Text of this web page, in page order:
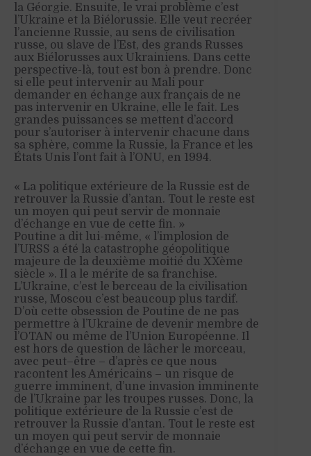
la Géorgie. Ensuite, le vrai problème c’est
l’Ukraine et la Biélorussie. Elle veut recréer
l’ancienne Russie, au sens de civilisation
russe, ou slave de l’Est, des grands Russes
aux Biélorusses aux Ukrainiens. Dans cette
perspective-là, tout est bon à prendre. Donc
si elle peut intervenir au Mali pour
demander en échange aux français de ne
pas intervenir en Ukraine, elle le fait. Les
grandes puissances se mettent d’accord
pour s’autoriser à intervenir chacune dans
sa sphère, comme la Russie, la France et les
États Unis l’ont fait à l’ONU, en 1994.
« La politique extérieure de la Russie est de
retrouver la Russie d’antan. Tout le reste est
un moyen qui peut servir de monnaie
d’échange en vue de cette fin. »
Poutine a dit lui-même, « l’implosion de
l’URSS a été la catastrophe géopolitique
majeure de la deuxième moitié du XXème
siècle ». Il a le mérite de sa franchise.
L’Ukraine, c’est le berceau de la civilisation
russe, Moscou c’est beaucoup plus tardif.
D’où cette obsession de Poutine de ne pas
permettre à l’Ukraine de devenir membre de
l’OTAN ou même de l’Union Européenne. Il
est hors de question de lâcher le morceau,
avec peut–être – d’après ce que nous
racontent lesAméricains – un risque de
guerre imminent, d’une invasion imminente
de l’Ukraine par les troupes russes. Donc, la
politique extérieure de la Russie c’est de
retrouver la Russie d’antan. Tout le reste est
un moyen qui peut servir de monnaie
d’échange en vue de cette fin.